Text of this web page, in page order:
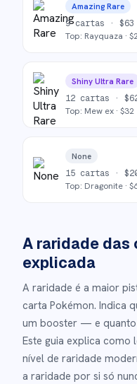
Amazing Rare
9cartas · $63
Top: Rayquaza · $
Shiny Ultra Rare
12 cartas · $
Top: Mew ex · $32
None
15 cartas · $
Top: Dragonite · $
A raridade das
explicada
A raridade é a maior
carta Pokémon. Indica
um booster — e
Este guia explica como
nível de raridade
a raridade por si só